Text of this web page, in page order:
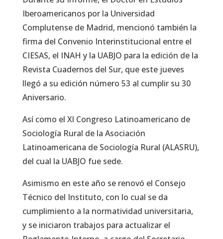
Iberoamericanos por la Universidad
Complutense de Madrid, mencionó también la
firma del Convenio Interinstitucional entre el
CIESAS, el INAH y la UABJO para la edición de la
Revista Cuadernos del Sur, que este jueves
llegó a su edición número 53 al cumplir su 30
Aniversario.
Así como el Xl Congreso Latinoamericano de
Sociología Rural de la Asociación
Latinoamericana de Sociología Rural (ALASRU),
del cual la UABJO fue sede.
Asimismo en este año se renovó el Consejo
Técnico del Instituto, con lo cual se da
cumplimiento a la normatividad universitaria,
y se iniciaron trabajos para actualizar el